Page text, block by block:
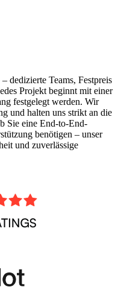
dedizierte Teams, Festpreis
Projekt beginnt mit einer
festgelegt werden. Wir
und halten uns strikt an die
Sie eine End-to-End-
benötigen – unser
und zuverlässige